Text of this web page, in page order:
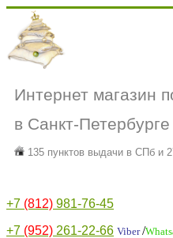
Интернет магазин
в Санкт-Петербурге
135 пунктов выдачи в СПб и
+7 (812) 981-76-45
+7 (952) 261-22-66 Viber/